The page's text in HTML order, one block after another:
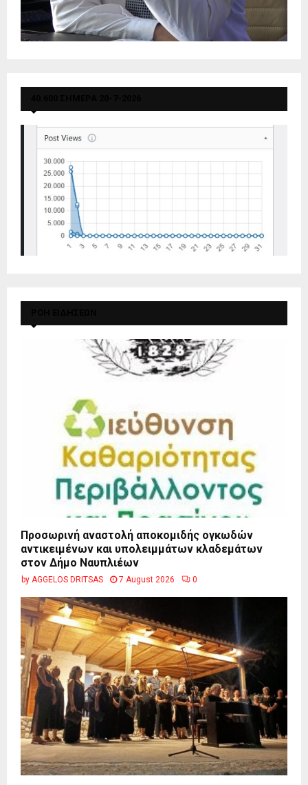
Προσωρινή αναστολή αποκομιδής ογκωδών
αντικειμένων και υπολειμμάτων κλαδεμάτων
στον Δήμο Ναυπλιέων
by AGGELOS DRITSAS 7 August 2026 0